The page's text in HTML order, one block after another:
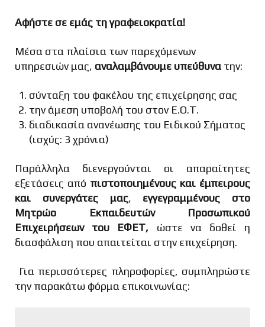
Αφήστε σε εμάς τη γραφειοκρατία!
Μέσα στα πλαίσια των παρεχόμενων
υπηρεσιών μας, αναλαμβάνουμε υπεύθυνα την:
σύνταξη του φακέλου της επιχείρησης σας
την άμεση υποβολή του στον Ε.Ο.Τ.
διαδικασία ανανέωσης του Ειδικού Σήματος
(ισχύς: 3 χρόνια)
Παράλληλα διενεργούνται οι απαραίτητες
εξετάσεις από πιστοποιημένους και έμπειρους
και συνεργάτες μας, εγγεγραμμένους στο
Μητρώο Εκπαιδευτών Προσωπικού
Επιχειρήσεων του ΕΦΕΤ, ώστε να δοθεί η
διασφάλιση που απαιτείται στην επιχείρηση.
Για περισσότερες πληροφορίες, συμπληρώστε
την παρακάτω φόρμα επικοινωνίας: